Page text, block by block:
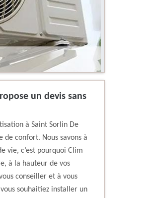
un devis sans
à Saint Sorlin De
confort. Nous savons à
vie, c’est pourquoi Clim
à la hauteur de vos
conseiller et à vous
souhaitiez installer un